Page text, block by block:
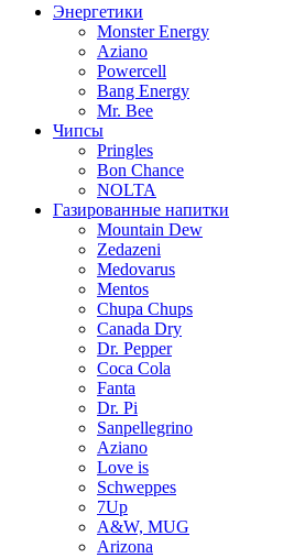
Энергетики
Monster Energy
Aziano
Powercell
Bang Energy
Mr. Bee
Чипсы
Pringles
Bon Chance
NOLTA
Газированные напитки
Mountain Dew
Zedazeni
Medovarus
Mentos
Chupa Chups
Canada Dry
Dr. Pepper
Coca Cola
Fanta
Dr. Pi
Sanpellegrino
Aziano
Love is
Schweppes
7Up
A&W, MUG
Arizona